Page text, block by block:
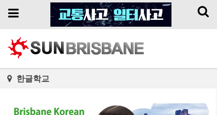
Toggle
Toggle
한글학교